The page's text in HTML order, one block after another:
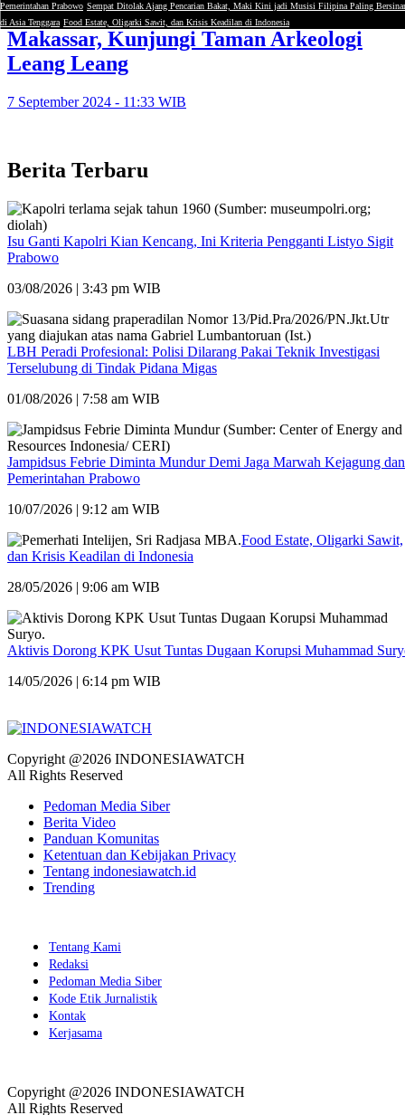
Pemerintahan Prabowo Sempat Ditolak Ajang Pencarian Bakat, Maki Kini jadi Musisi Filipina Paling Bersinar
di Asia Tenggara Food Estate, Oligarki Sawit, dan Krisis Keadilan di Indonesia
Dubes Penny Williams Bertandang ke
Makassar, Kunjungi Taman Arkeologi
Leang Leang
7 September 2024 - 11:33 WIB
Berita Terbaru
Isu Ganti Kapolri Kian Kencang, Ini Kriteria Pengganti Listyo Sigit
Prabowo
03/08/2026 | 3:43 pm WIB
LBH Peradi Profesional: Polisi Dilarang Pakai Teknik Investigasi
Terselubung di Tindak Pidana Migas
01/08/2026 | 7:58 am WIB
Jampidsus Febrie Diminta Mundur Demi Jaga Marwah Kejagung dan
Pemerintahan Prabowo
10/07/2026 | 9:12 am WIB
Food Estate, Oligarki Sawit,
dan Krisis Keadilan di Indonesia
28/05/2026 | 9:06 am WIB
Aktivis Dorong KPK Usut Tuntas Dugaan Korupsi Muhammad
14/05/2026 | 6:14 pm WIB
Copyright @2026 INDONESIAWATCH
All Rights Reserved
Pedoman Media Siber
Berita Video
Panduan Komunitas
Ketentuan dan Kebijakan Privacy
Tentang indonesiawatch.id
Trending
Tentang Kami
Redaksi
Pedoman Media Siber
Kode Etik Jurnalistik
Kontak
Kerjasama
Copyright @2026 INDONESIAWATCH
All Rights Reserved